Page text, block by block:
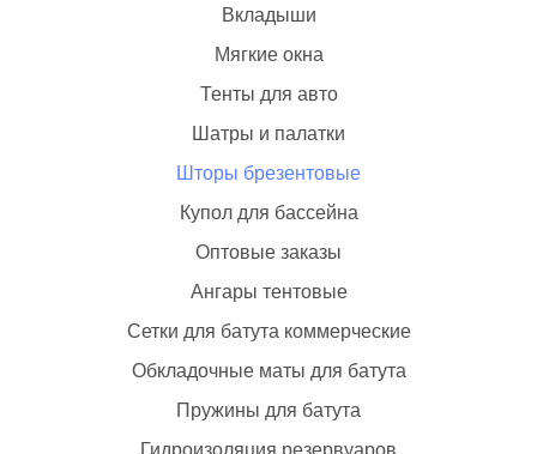
Вкладыши
Мягкие окна
Тенты для авто
Шатры и палатки
Шторы брезентовые
Купол для бассейна
Оптовые заказы
Ангары тентовые
Сетки для батута коммерческие
Обкладочные маты для батута
Пружины для батута
Гидроизоляция резервуаров